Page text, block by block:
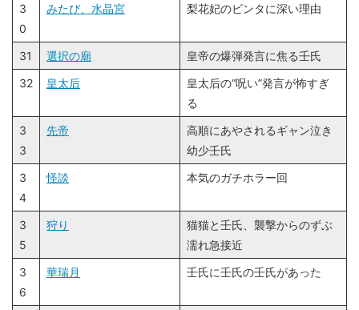
3
0
みたび、水晶宮 梨花妃のビンタに深い理由
31 選択の廟
皇帝の爆弾発言に焦る壬氏
32
皇太后
皇太后の“呪い”発言が怖すぎ
る
3
3
先帝
高順にあやされるギャン泣き
幼少壬氏
3
4
怪談 本気のガチホラー回
3
5
狩り
猫猫と壬氏、襲撃からのずぶ
濡れ急接近
3
6
華瑞月 壬氏に壬氏の壬氏があった